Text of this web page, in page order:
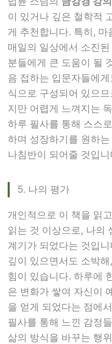
이 있거나 깊은 철학적
게 추천합니다. 특히,
매일의 일상에서 소진
분들에게 큰 도움이 될
음 접하는 입문자들에
식으로 구성되어 있으
지만 어렵게 느껴지는
하루 필사를 통해 스스
하며 성장하기를 원하
나침반이 되어줄 것입니
5. 나의 평가
개인적으로 이 책을 읽
읽는 것 이상으로, 나의
계기가 되었다는 것입
깊이 있으면서도 소박
힘이 있습니다. 하루에
은 변화가 쌓여 자신이
을 얻게 되었다는 점에
필사를 통해 느낀 감정
삶의 방식을 바꾸는 행